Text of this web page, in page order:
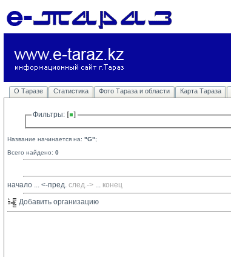
О Таразе Статистика Фото Тараза и области Карта Тараза
Фильтры:
Название начинается на: "G";
Всего найдено: 0
начало ... <-пред. след.-> ... конец
Добавить организацию